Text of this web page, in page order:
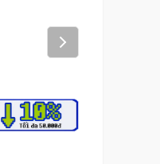
Next